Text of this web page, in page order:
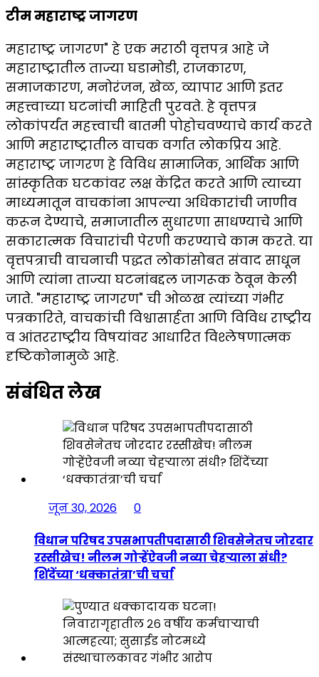
टीम महाराष्ट्र जागरण
महाराष्ट्र जागरण" हे एक मराठी वृत्तपत्र आहे जे
महाराष्ट्रातील ताज्या घडामोडी, राजकारण,
समाजकारण, मनोरंजन, खेळ, व्यापार आणि इतर
महत्त्वाच्या घटनांची माहिती पुरवते. हे वृत्तपत्र
लोकांपर्यंत महत्त्वाची बातमी पोहोचवण्याचे कार्य करते
आणि महाराष्ट्रातील वाचक वर्गात लोकप्रिय आहे.
महाराष्ट्र जागरण हे विविध सामाजिक, आर्थिक आणि
सांस्कृतिक घटकांवर लक्ष केंद्रित करते आणि त्याच्या
माध्यमातून वाचकांना आपल्या अधिकारांची जाणीव
करून देण्याचे, समाजातील सुधारणा साधण्याचे आणि
सकारात्मक विचारांची पेरणी करण्याचे काम करते. या
वृत्तपत्राची वाचनाची पद्धत लोकांसोबत संवाद साधून
आणि त्यांना ताज्या घटनांबद्दल जागरूक ठेवून केली
जाते. "महाराष्ट्र जागरण" ची ओळख त्यांच्या गंभीर
पत्रकारिते, वाचकांची विश्वासार्हता आणि विविध राष्ट्रीय
व आंतरराष्ट्रीय विषयांवर आधारित विश्लेषणात्मक
दृष्टिकोनामुळे आहे.
संबंधित लेख
जून 30, 2026
0
विधान परिषद उपसभापतीपदासाठी शिवसेनेतच जोरदार
रस्सीखेच! नीलम गोऱ्हेंऐवजी नव्या चेहऱ्याला संधी?
शिंदेंच्या ‘धक्कातंत्रा’ची चर्चा